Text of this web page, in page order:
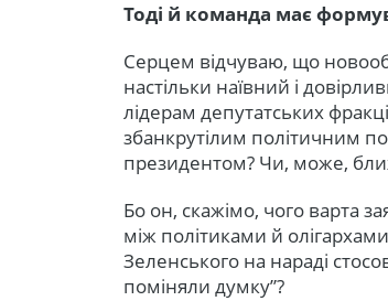
Тоді й команда має
Серцем відчуваю, що
настільки наївний і
лідерам депутатських
збанкрутілим політичним
президентом? Чи, може,
Бо он, скажімо, чого варта
між політиками й
Зеленського на нараді
поміняли думку”?